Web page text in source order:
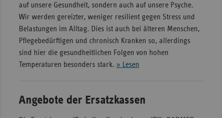
auf unsere Gesundheit, sondern auch auf unsere Psyche.
Wir werden gereizter, weniger resilient gegen Stress und
Belastungen im Alltag. Dies ist auch bei älteren Menschen,
Pflegebedürftigen und chronisch Kranken so, allerdings
sind hier die gesundheitlichen Folgen von hohen
Temperaturen besonders stark. » Lesen
Angebote der Ersatzkassen